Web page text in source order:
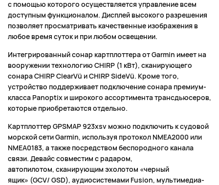
с помощью которого осуществляется управление всем
доступным функционалом. Дисплей высокого разрешения
позволяет просматривать качественные изображения в
любое время суток и при любом освещении.
Интегрированный сонар картплоттера от Garmin имеет на
вооружении технологию CHIRP (1 кВт), сканирующего
сонара CHIRP ClearVü и CHIRP SideVü. Кроме того,
устройство поддерживает подключение сонара премиум-
класса Panoptix и широкого ассортимента трансдьюсеров,
которые приобретаются отдельно.
Картплоттер GPSMAP 923xsv можно подключить к судовой
морской сети Garmin, используя протокол NMEA2000 или
NMEA0183, а также посредством беспородного канала
связи. Девайс совместим с радаром,
автопилотом, сканирующим эхолотом «черный
ящик» (GCV/ GSD), аудиосистемами Fusion, мультимедиа-